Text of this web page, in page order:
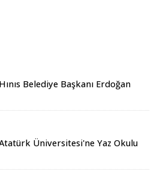
Hınıs Belediye Başkanı Erdoğan
Üniversitesi'ne Yaz Okulu